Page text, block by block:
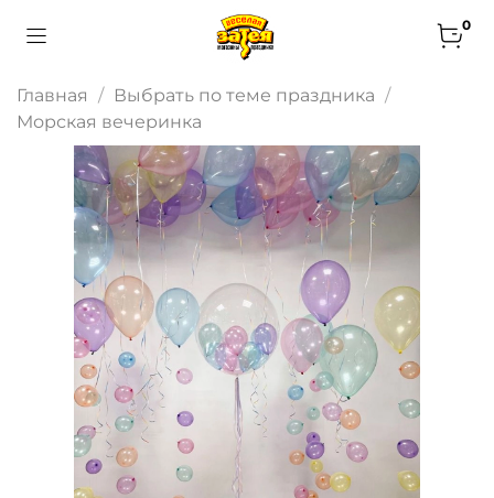
0
Главная
Выбрать по теме праздника
Морская вечеринка